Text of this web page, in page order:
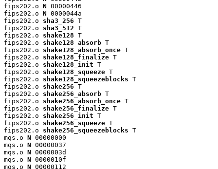
fips202.o N 00000446
fips202.o N 0000044a
fips202.o sha3_256 T
fips202.o sha3_512 T
fips202.o shake128 T
fips202.o shake128_absorb T
fips202.o shake128_absorb_once T
fips202.o shake128_finalize T
fips202.o shake128_init T
fips202.o shake128_squeeze T
fips202.o shake128_squeezeblocks T
fips202.o shake256 T
fips202.o shake256_absorb T
fips202.o shake256_absorb_once T
fips202.o shake256_finalize T
fips202.o shake256_init T
fips202.o shake256_squeeze T
fips202.o shake256_squeezeblocks T
mqs.o N 00000000
mqs.o N 00000037
mqs.o N 0000003d
mqs.o N 0000010f
mqs.o N 00000112